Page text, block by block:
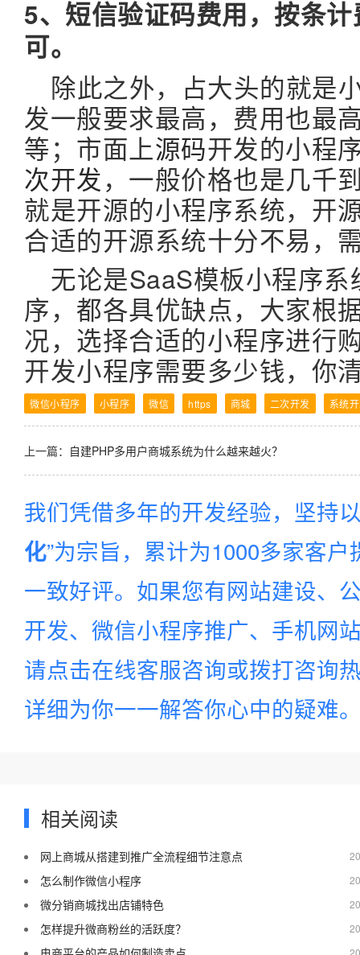
5、短信验证码费用，按条
可。
除此之外，占大头的就是
发一般要求最高，费用也最
等；市面上源码开发的小程
次开发，一般价格也是几千
就是开源的小程序系统，开
合适的开源系统十分不易，
无论是SaaS模板小程序
序，都各具优缺点，大家根
况，选择合适的小程序进行
开发小程序需要多少钱，你
微信小程序 小程序 微信 https 商城 二次开发 系统
上一篇： 自建PHP多用户商城系统为什么越来越火？
我们凭借多年的开发经验，坚持
化”为宗旨，累计为1000多家客
一致好评。如果您有网站建设、
开发、微信小程序推广、手机网
请点击在线客服咨询或拨打咨询
详细为你一一解答你心中的疑难
相关阅读
网上商城从搭建到推广全流程细节注意点
怎么制作微信小程序
微分销商城找出店铺特色
怎样提升微商粉丝的活跃度？